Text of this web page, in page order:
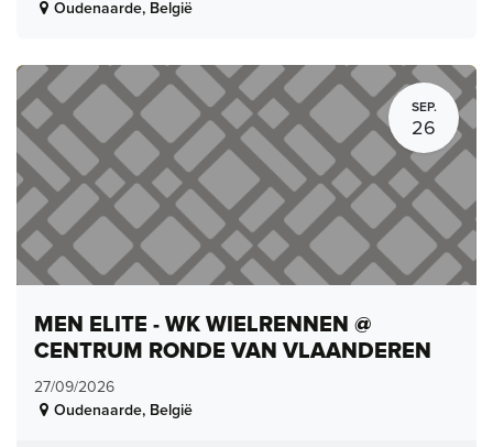
Oudenaarde, België
SEP.
26
MEN ELITE - WK WIELRENNEN @
CENTRUM RONDE VAN VLAANDEREN
27/09/2026
Oudenaarde, België